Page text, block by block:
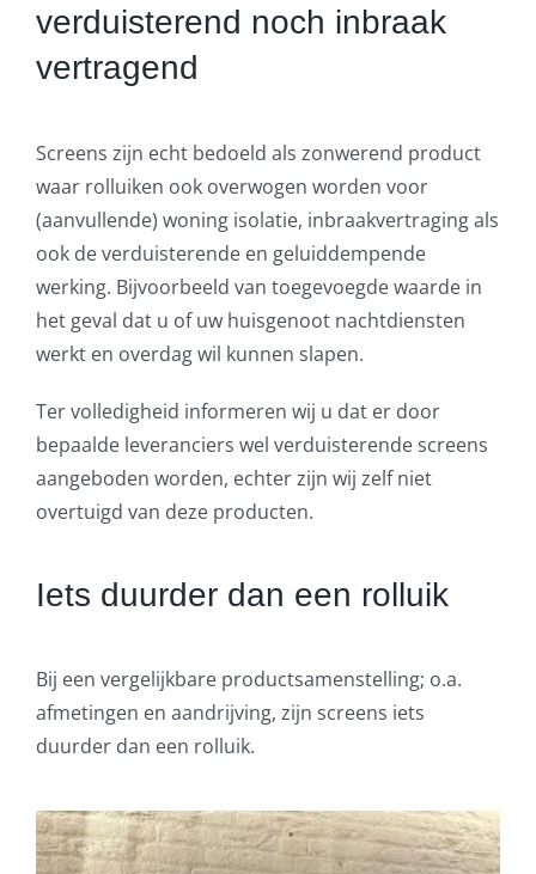
verduisterend noch inbraak
vertragend
Screens zijn echt bedoeld als zonwerend product
waar rolluiken ook overwogen worden voor
(aanvullende) woning isolatie, inbraakvertraging als
ook de verduisterende en geluiddempende
werking. Bijvoorbeeld van toegevoegde waarde in
het geval dat u of uw huisgenoot nachtdiensten
werkt en overdag wil kunnen slapen.
Ter volledigheid informeren wij u dat er door
bepaalde leveranciers wel verduisterende screens
aangeboden worden, echter zijn wij zelf niet
overtuigd van deze producten.
Iets duurder dan een rolluik
Bij een vergelijkbare productsamenstelling; o.a.
afmetingen en aandrijving, zijn screens iets
duurder dan een rolluik.